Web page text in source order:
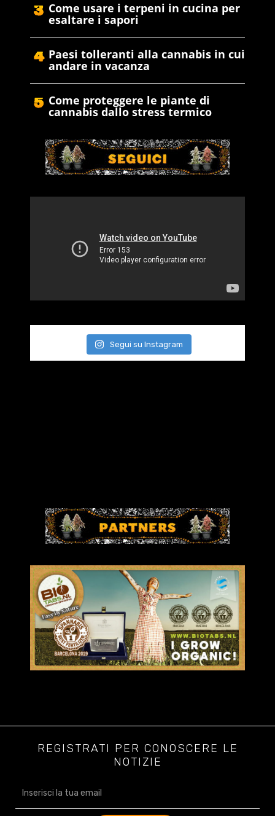
Come usare i terpeni in cucina per
esaltare i sapori
Paesi tolleranti alla cannabis in cui
andare in vacanza
Come proteggere le piante di
cannabis dallo stress termico
Segui su Instagram
REGISTRATI PER CONOSCERE LE
NOTIZIE